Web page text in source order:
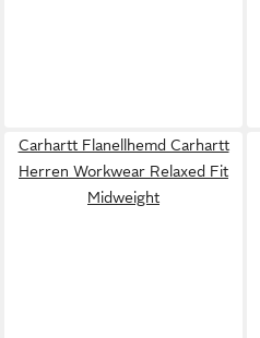
Carhartt Flanellhemd Carhartt
Herren Workwear Relaxed Fit
Midweight